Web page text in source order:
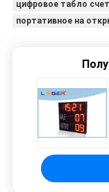
цифровое табло
портативное на